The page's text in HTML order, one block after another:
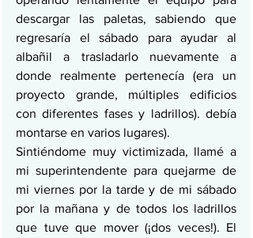
descargar las paletas, sabiendo que
regresaría el sábado para ayudar al
albañil a trasladarlo nuevamente a
donde realmente pertenecía (era un
proyecto grande, múltiples edificios
con diferentes fases y ladrillos). debía
montarse en varios lugares).
Sintiéndome muy victimizada, llamé a
mi superintendente para quejarme de
mi viernes por la tarde y de mi sábado
por la mañana y de todos los ladrillos
que tuve que mover (¡dos veces!). El